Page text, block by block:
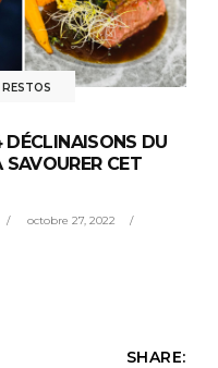
RESTOS
DU
CET
octobre 27, 2022
SHARE: